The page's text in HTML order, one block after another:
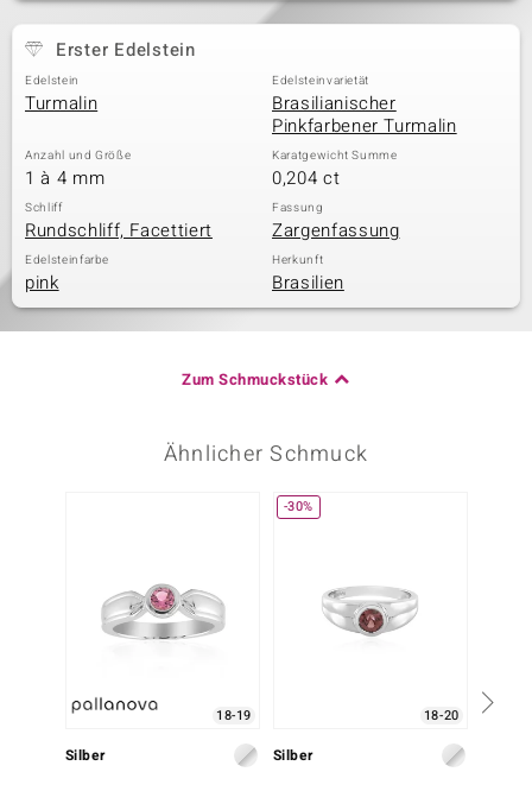
Erster Edelstein
Edelstein
Turmalin
Edelsteinvarietät
Brasilianischer
Pinkfarbener Turmalin
Anzahl und Größe
1 à 4 mm
Karatgewicht Summe
0,204 ct
Schliff
Rundschliff, Facettiert
Fassung
Zargenfassung
Edelsteinfarbe
pink
Herkunft
Brasilien
Zum Schmuckstück
Ähnlicher Schmuck
18-19
Silber
-30%
18-20
Silber